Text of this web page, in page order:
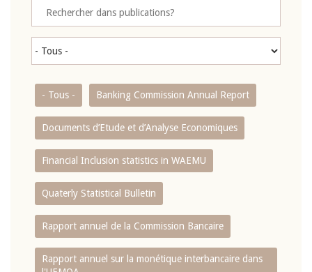
- Tous - Banking Commission Annual Report
Documents d’Etude et d’Analyse Economiques
Financial Inclusion statistics in WAEMU
Quaterly Statistical Bulletin
Rapport annuel de la Commission Bancaire
Rapport annuel sur la monétique interbancaire dans